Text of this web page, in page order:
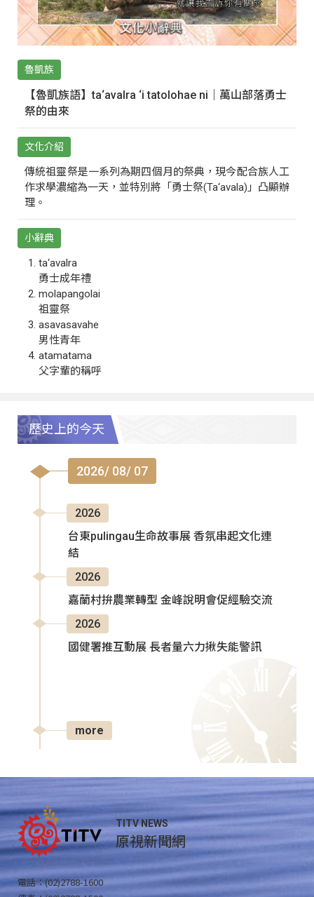
魯凱族
【魯凱族語】ta‘avalra ‘i tatolohae ni｜萬山部落勇士
祭的由來
文化介紹
傳統祖靈祭是一系列為期四個月的祭典，現今配合族人工
作求學濃縮為一天，並特別將「勇士祭(Ta‘avala)」凸顯辦
理。
小辭典
ta‘avalra
勇士成年禮
molapangolai
祖靈祭
asavasavahe
男性青年
atamatama
父字輩的稱呼
歷史上的今天
2026/ 08/ 07
2026
台東pulingau生命故事展 香氛串起文化連
結
2026
嘉蘭村拚農業轉型 金峰說明會促經驗交流
2026
國健署推互動展 長者量六力揪失能警訊
more
TITV NEWS
原視新聞網
電話：(02)2788-1600